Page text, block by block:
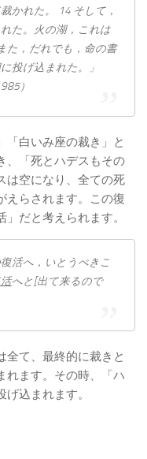
か​れ​た。 14 そして，
た。火​の​湖，これ​は​
た，だれ​で​も，命​の​書​
投げ込ま​れ​た。」
）
「白いみ座の裁き」と
、「死​と​ハデス​も​その​
は空になり、全ての死
えらされます。この復
だと考えられます。
活​へ，いとう​べき​こ
へ​と[出​て​来る​の​で
全て、最終的に裁きと
れます。その時、「ハ
込まれます。